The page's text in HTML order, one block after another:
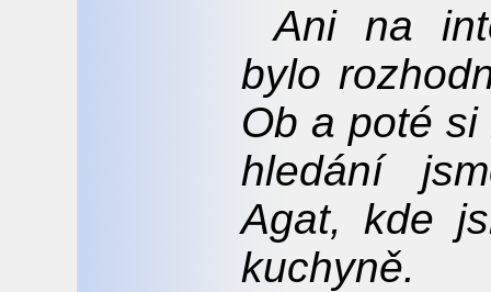
Ani na
bylo
Ob a poté
hledání
Agat, kde
kuchyně.